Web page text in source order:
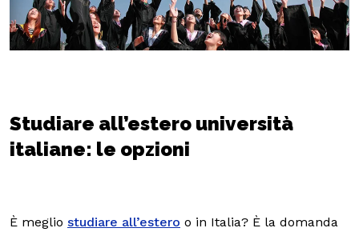
Studiare all’estero università
italiane: le opzioni
È meglio studiare all’estero o in Italia? È la domanda